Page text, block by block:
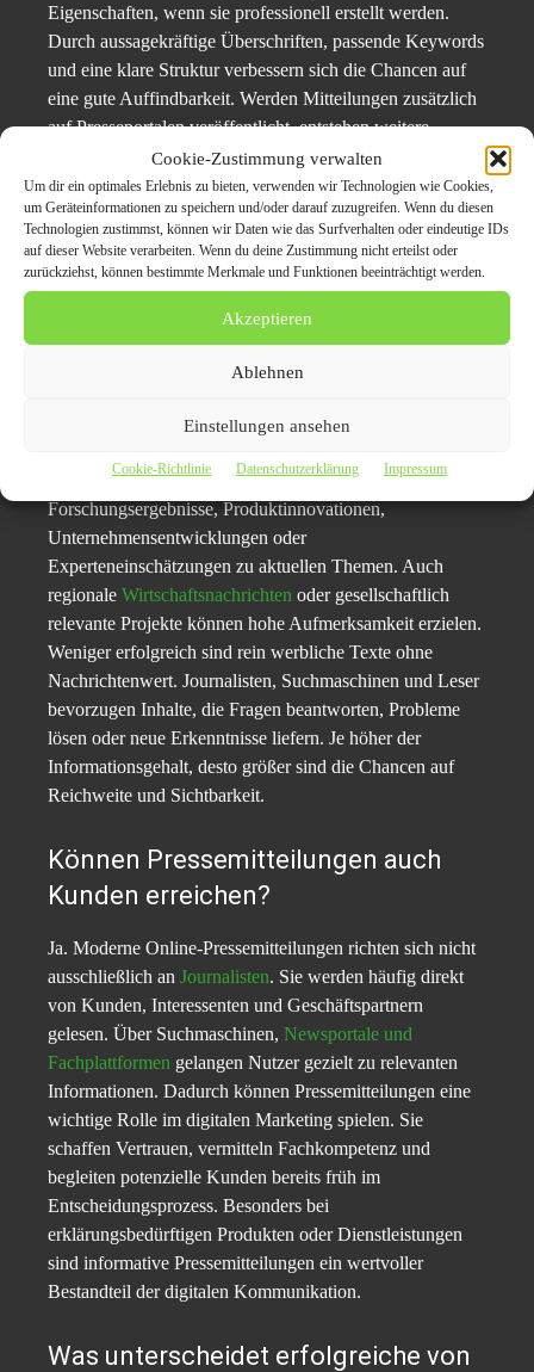
Cookie-Zustimmung verwalten
Um dir ein optimales Erlebnis zu bieten, verwenden wir Technologien wie Cookies,
um Geräteinformationen zu speichern und/oder darauf zuzugreifen. Wenn du diesen
Technologien zustimmst, können wir Daten wie das Surfverhalten oder eindeutige IDs
auf dieser Website verarbeiten. Wenn du deine Zustimmung nicht erteilst oder
zurückziehst, können bestimmte Merkmale und Funktionen beeinträchtigt werden.
Akzeptieren
Ablehnen
Einstellungen ansehen
Cookie-Richtlinie Datenschutzerklärung Impressum
Eigenschaften, wenn sie professionell erstellt werden.
Durch aussagekräftige Überschriften, passende Keywords
und eine klare Struktur verbessern sich die Chancen auf
eine gute Auffindbarkeit. Werden Mitteilungen zusätzlich
auf Presseportalen veröffentlicht, entstehen weitere
digitale Verweise und Sichtbarkeitssignale. Dadurch
können Inhalte länger in Suchmaschinen präsent bleiben
und neue Besucher auf die Unternehmenswebseite führen.
Entscheidend ist dabei nicht die Menge der
Veröffentlichungen, sondern die Qualität und Relevanz
Welche Inhalte eignen sich
Informationswert. Dazu zählen Marktstudien,
Forschungsergebnisse, Produktinnovationen,
Unternehmensentwicklungen oder
Experteneinschätzungen zu aktuellen Themen. Auch
regionale Wirtschaftsnachrichten oder gesellschaftlich
relevante Projekte können hohe Aufmerksamkeit erzielen.
Weniger erfolgreich sind rein werbliche Texte ohne
Nachrichtenwert. Journalisten, Suchmaschinen und Leser
bevorzugen Inhalte, die Fragen beantworten, Probleme
lösen oder neue Erkenntnisse liefern. Je höher der
Informationsgehalt, desto größer sind die Chancen auf
Reichweite und Sichtbarkeit.
Können Pressemitteilungen auch
Kunden erreichen?
Ja. Moderne Online-Pressemitteilungen richten sich nicht
ausschließlich an Journalisten. Sie werden häufig direkt
von Kunden, Interessenten und Geschäftspartnern
gelesen. Über Suchmaschinen, Newsportale und
Fachplattformen gelangen Nutzer gezielt zu relevanten
Informationen. Dadurch können Pressemitteilungen eine
wichtige Rolle im digitalen Marketing spielen. Sie
schaffen Vertrauen, vermitteln Fachkompetenz und
begleiten potenzielle Kunden bereits früh im
Entscheidungsprozess. Besonders bei
erklärungsbedürftigen Produkten oder Dienstleistungen
sind informative Pressemitteilungen ein wertvoller
Bestandteil der digitalen Kommunikation.
Was unterscheidet erfolgreiche von